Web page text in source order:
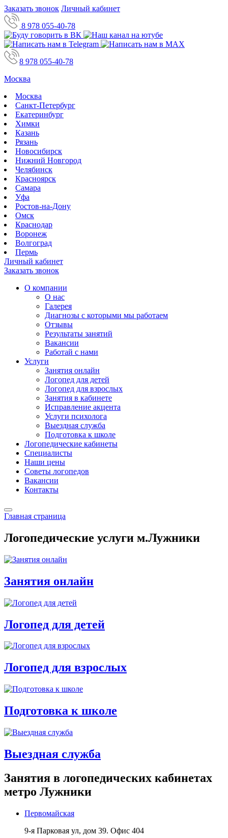
Заказать звонок Личный кабинет
8 978 055-40-78
8 978 055-40-78
Москва
Москва
Санкт-Петербург
Екатеринбург
Химки
Казань
Рязань
Новосибирск
Нижний Новгород
Челябинск
Красноярск
Самара
Уфа
Ростов-на-Дону
Омск
Краснодар
Воронеж
Волгоград
Пермь
Личный кабинет
Заказать звонок
О компании
О нас
Галерея
Диагнозы с которыми мы работаем
Отзывы
Результаты занятий
Вакансии
Работай с нами
Услуги
Занятия онлайн
Логопед для детей
Логопед для взрослых
Занятия в кабинете
Исправление акцента
Услуги психолога
Выездная служба
Подготовка к школе
Логопедические кабинеты
Специалисты
Наши цены
Советы логопедов
Вакансии
Контакты
Главная страница
Логопедические услуги м.Лужники
Занятия онлайн
Логопед для детей
Логопед для взрослых
Подготовка к школе
Выездная служба
Занятия в логопедических кабинетах
метро Лужники
Первомайская
9-я Парковая ул, дом 39. Офис 404